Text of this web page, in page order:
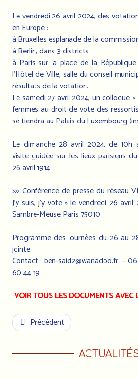
Le vendredi 26 avril 2024, des
en Europe :
à Bruxelles esplanade de la
à Berlin, dans 3 districts
à Paris sur la place de la
l’Hôtel de Ville, salle du conseil
résultats de la votation.
Le samedi 27 avril 2024, un colloque
femmes au droit de vote des
se tiendra au Palais du Luxembourg
Le dimanche 28 avril 2024, de 10h
visite guidée sur les lieux parisiens
26 avril 1914
>>> Conférence de presse du réseau
J’y suis, j’y vote » le vendredi 26 avril
Sambre-Meuse Paris 75010
Programme des journées du 26 au
jointe
Contact : ben-said2@wanadoo.fr– 06
60 44 19
VOIR TOUS LES DOCUMENTS AVEC
Précédent
ACTUALITÉS